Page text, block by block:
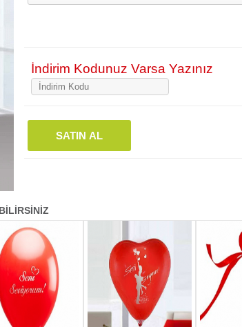
İndirim Kodunuz Varsa Yazınız
SATIN AL